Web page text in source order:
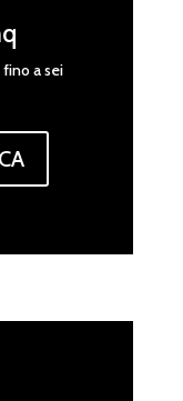
a sei